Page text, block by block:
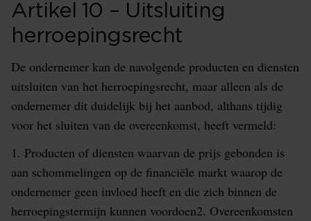
Artikel 10 – Uitsluiting
herroepingsrecht
De ondernemer kan de navolgende producten en diensten
uitsluiten van het herroepingsrecht, maar alleen als de
ondernemer dit duidelijk bij het aanbod, althans tijdig
voor het sluiten van de overeenkomst, heeft vermeld:
1. Producten of diensten waarvan de prijs gebonden is
aan schommelingen op de financiële markt waarop de
ondernemer geen invloed heeft en die zich binnen de
herroepingstermijn kunnen voordoen2. Overeenkomsten